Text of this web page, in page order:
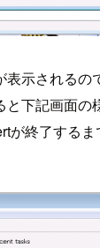
示されるの
と下記画面の
が終了する